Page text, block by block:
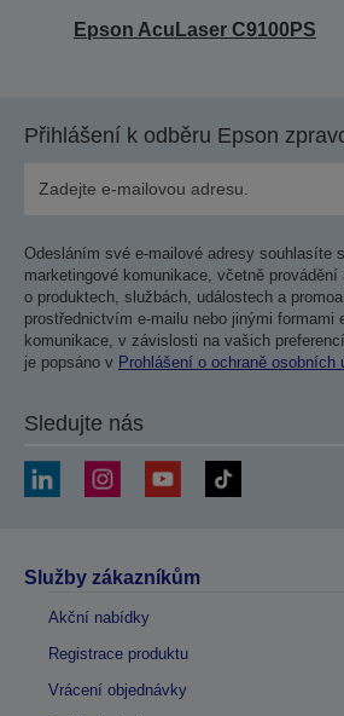
Epson AcuLaser C9100PS
Přihlášení k odběru Epson
Odesláním své e-mailové adresy souhlasíte
marketingové komunikace, včetně
o produktech, službách, událostech a
prostřednictvím e-mailu nebo jinými formami
komunikace, v závislosti na vašich
je popsáno v Prohlášení o ochraně osobních
Sledujte nás
Služby zákazníkům
Akční nabídky
Registrace produktu
Vrácení objednávky